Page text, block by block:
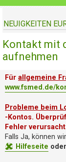
R
g
i
t
r
i
r
e
n
NEUIGKEITEN
Kontakt mit
aufnehmen
Für allgemeine
www.fsmed.de/
Probleme beim
-Kontos.
Fehler
Falls Ja, können
Hilfeseite